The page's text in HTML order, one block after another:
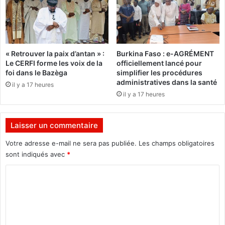
e
-
o
u
e
s
t
s
i
n
s
:
L
g
v
e
r
n
« Retrouver la paix d’antan » :
Le CERFI forme les voix de la
foi dans le Bazèga
il y a 17 heures
Burkina Faso : e-AGRÉMENT
officiellement lancé pour
simplifier les procédures
administratives dans la santé
il y a 17 heures
Laisser un commentaire
Votre adresse e-mail ne sera pas publiée. Les champs obligatoires
sont indiqués avec *